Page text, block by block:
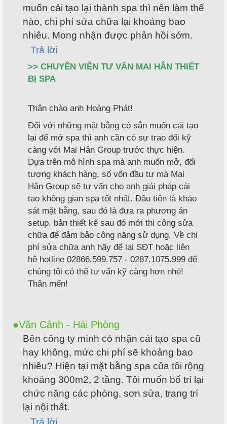
muốn cải tạo lại thành spa thì nên làm thế
nào, chi phí sửa chữa lại khoảng bao
nhiêu. Mong nhận được phản hồi sớm.
Trả lời
>> CHUYÊN VIÊN TƯ VẤN MAI HÂN THIẾT
BỊ SPA
Thân chào anh Hoàng Phát!
Đối với những mặt bằng có sẵn muốn cải tạo
lại để mở spa thì anh cần có sự trao đổi kỹ
càng với Mai Hân Group trước thực hiện.
Dựa trên mô hình spa mà anh muốn mở, đối
tượng khách hàng, số vốn đầu tư mà Mai
Hân Group sẽ tư vấn cho anh giải pháp cải
tạo không gian spa tốt nhất. Đầu tiên là khảo
sát mặt bằng, sau đó là đưa ra phương án
setup, bản thiết kế sau đó mới thi công sửa
chữa để đảm bảo công năng sử dụng. Về chi
phí sửa chữa anh hãy để lại SĐT hoặc liên
hệ hotline 02866.599.757 - 0287.1075.999 để
chúng tôi có thể tư vấn kỹ càng hơn nhé!
Thân mến!
Văn Cảnh - Hải Phòng
Bên công ty mình có nhận cải tạo spa cũ
hay không, mức chi phí sẽ khoảng bao
nhiêu? Hiện tại mặt bằng spa của tôi rộng
khoảng 300m2, 2 tầng. Tôi muốn bố trí lại
chức năng các phòng, sơn sửa, trang trí
lại nội thất.
Trả lời